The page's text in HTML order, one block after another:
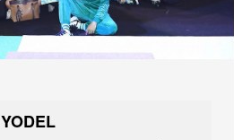
YODEL